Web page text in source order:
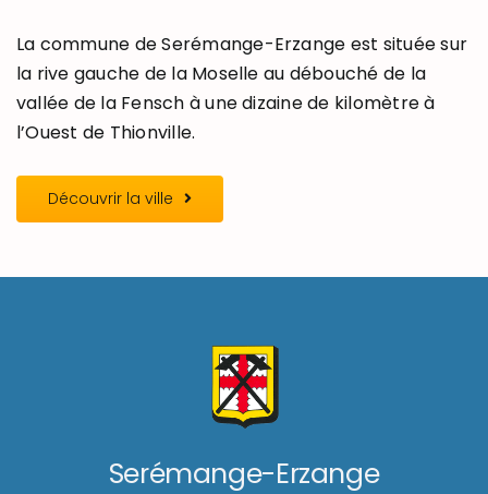
La commune de Serémange-Erzange est située sur
la rive gauche de la Moselle au débouché de la
vallée de la Fensch à une dizaine de kilomètre à
l’Ouest de Thionville.
Découvrir la ville
Serémange-Erzange